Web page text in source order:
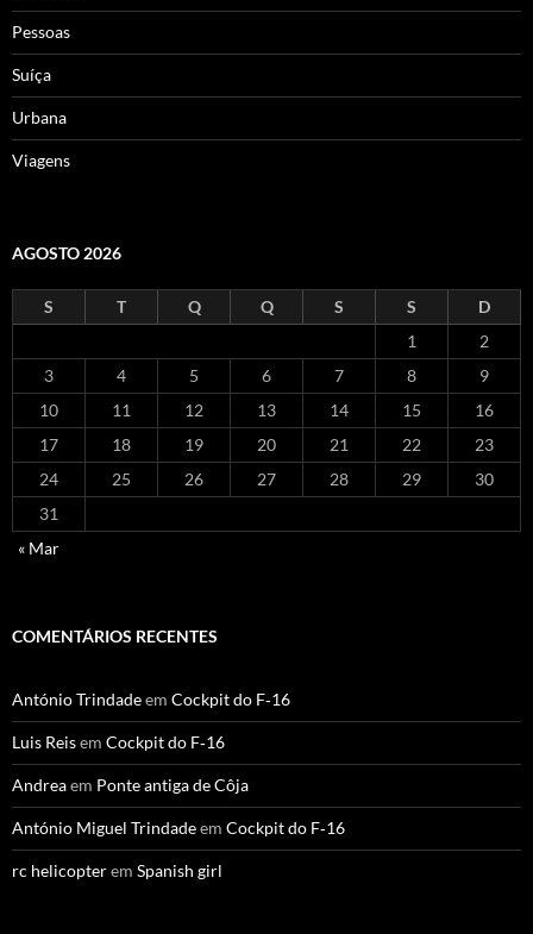
Pessoas
Suíça
Urbana
Viagens
AGOSTO 2026
S T Q Q S S
D
1
2
3
4 5 6 7 8
9
10
11 12 13 14 15
16
17
18 19 20 21 22
23
24
25 26 27 28 29
30
31
« Mar
COMENTÁRIOS RECENTES
António Trindadeem Cockpit do F‑16
Luis Reisem Cockpit do F‑16
Andreaem Ponte antiga de Côja
António Miguel Trindadeem Cockpit do F‑16
rc helicopterem Spanish girl